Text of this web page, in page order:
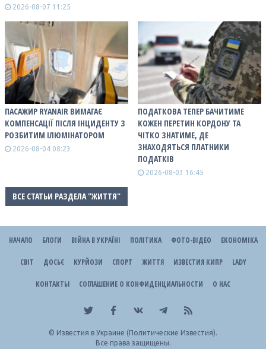
2026-08-07 11:25
ПАСАЖИР RYANAIR ВИМАГАЄ
КОМПЕНСАЦІЇ ПІСЛЯ ІНЦИДЕНТУ З
РОЗБИТИМ ІЛЮМІНАТОРОМ
2026-08-04 08:23
ПОДАТКОВА ТЕПЕР БАЧИТИМЕ
КОЖЕН ПЕРЕТИН КОРДОНУ ТА
ЧІТКО ЗНАТИМЕ, ДЕ
ЗНАХОДЯТЬСЯ ПЛАТНИКИ
ПОДАТКІВ
2026-08-03 16:45
ВСЕ СТАТЬИ РАЗДЕЛА "ЖИТТЯ"
НАЧАЛО БЛОГИ ВІЙНА В УКРАЇНІ ПОЛІТИКА ФОТО-ВІДЕО ЕКОНОМІКА
СВІТ ДОСЬЄ КУРЙОЗИ СПОРТ ЖИТТЯ ИЗВЕСТИЯ КИПР LADY
КОНТАКТЫ СОГЛАШЕНИЕ О КОНФИДЕНЦИАЛЬНОСТИ О НАС
© Известия в Украине (Политические Известия).
Все права защищены.